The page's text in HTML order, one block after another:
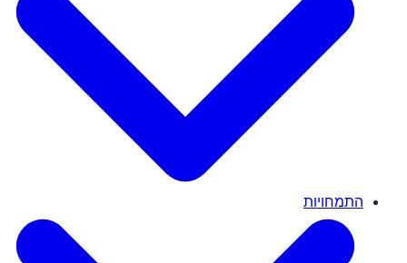
התמחויות